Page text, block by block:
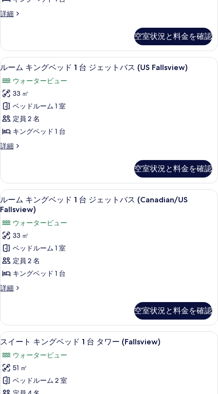
表
示
る
ッ
台
シ
テ
ィ
ビ
ュ
ー
(Compact,
Shower
す
べ
て
の
写
真
を
表
す
詳細
ル
ン
グ
ベ
ド
台
シ
テ
ィ
ビ
ュ
Only)
の
詳
細
空室状況と料金を確認
ル
ム
キ
ン
グ
ッ
1
台
ジ
ェ
ッ
ト
バ
ス
(US
Fallsview)
べ
て
写
真
を
低刺激性寝具、セーフティボックス
3
ルーム キングベッド 1 台 ジェットバス (US Fallsview)
ウォータービュー
33 ㎡
ベッドルーム 1 室
定員 2 名
キングベッド 1 台
詳細
ル
ン
グ
ベ
ッ
台
ジ
ェ
ッ
バ
ス
(US
詳
空室状況と料金を確認
ル
ー
ム
キ
ン
グ
ベ
ッ
台
ジ
ェ
ッ
ト
バ
低刺激性寝具、セーフティボックス
3
ルーム キングベッド 1 台 ジェットバス (Canadian/US
Fallsview)
ウォータービュー
33 ㎡
ベッドルーム 1 室
定員 2 名
キングベッド 1 台
詳細
ル
ン
グ
ベ
ド
台
ジ
空室状況と料金を確認
ス
ー
ト
キ
スイート キングベッド 1 台 タワー
3
スイート キングベッド 1 台 タワー (Fallsview)
ウォータービュー
51 ㎡
ベッドルーム 2 室